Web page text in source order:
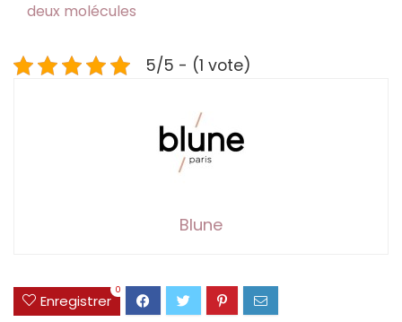
deux molécules
5/5 - (1 vote)
Blune
Enregistrer
0